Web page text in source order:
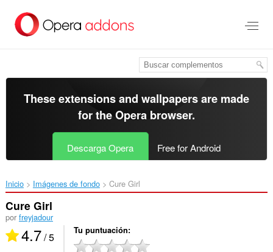
contenido
These extensions and wallpapers are made
for theOpera browser.
Descarga Opera Free for Android
Inicio Imágenes de fondo Cure Girl‎
Cure Girl
por freyjadour
4.7/ 5 Tu puntuación